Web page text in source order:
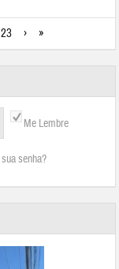
23 › »
Me Lembre
senha?